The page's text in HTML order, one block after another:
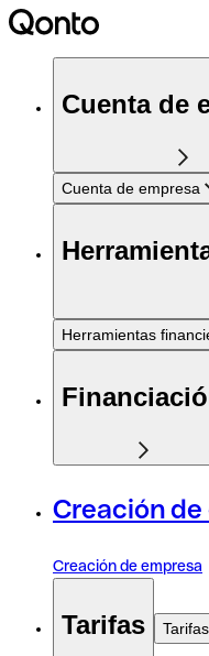
Cuenta de
Cuenta de empresa
Herramientas
Creación de
Creación de empresa
Tarifas Tarifas